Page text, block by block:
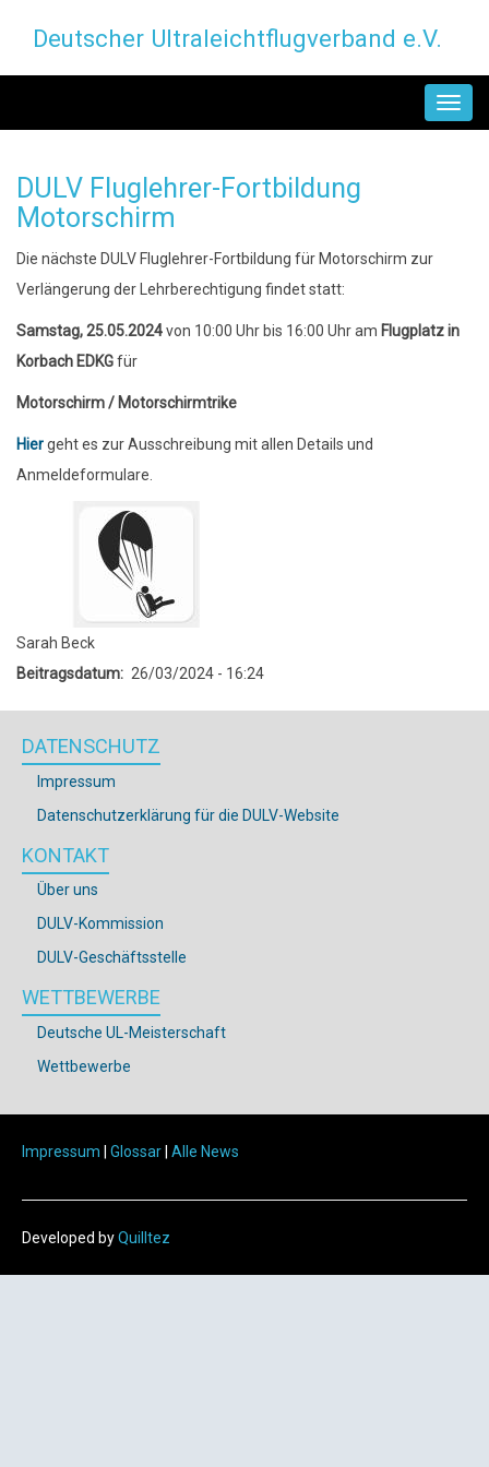
Inhalt
Deutscher Ultraleichtflugverband e.V.
DULV Fluglehrer-Fortbildung
Motorschirm
Die nächste DULV Fluglehrer-Fortbildung für Motorschirm zur
Verlängerung der Lehrberechtigung findet statt:
Samstag, 25.05.2024von 10:00 Uhr bis 16:00 Uhr am Flugplatz in
Korbach EDKGfür
Motorschirm / Motorschirmtrike
Hiergeht es zur Ausschreibung mit allen Details und
Anmeldeformulare.
Sarah Beck
Beitragsdatum
26/03/2024 - 16:24
DATENSCHUTZ
Impressum
Datenschutzerklärung für die DULV-Website
KONTAKT
Über uns
DULV-Kommission
DULV-Geschäftsstelle
WETTBEWERBE
Deutsche UL-Meisterschaft
Wettbewerbe
Impressum | Glossar| Alle News
Developed byQuilltez